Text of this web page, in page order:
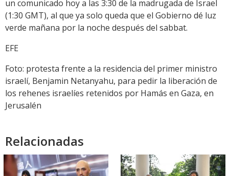
un comunicado hoy a las 3:30 de la madrugada de Israel
(1:30 GMT), al que ya solo queda que el Gobierno dé luz
verde mañana por la noche después del sabbat.
EFE
Foto: protesta frente a la residencia del primer ministro
israelí, Benjamin Netanyahu, para pedir la liberación de
los rehenes israelíes retenidos por Hamás en Gaza, en
Jerusalén
Relacionadas